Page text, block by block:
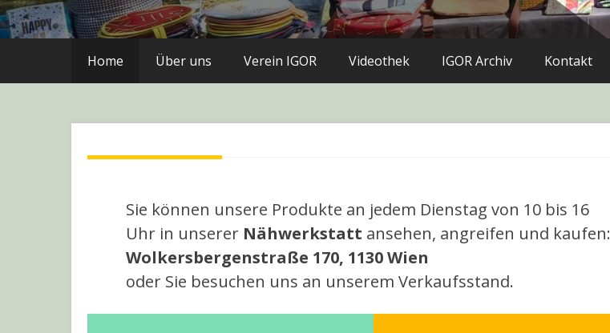
Home Über uns Verein IGOR Videothek IGOR Archiv Kontakt
Sie können unsere Produkte an jedem Dienstag von 10 bis 16
Uhr in unserer Nähwerkstatt ansehen, angreifen und kaufen:
Wolkersbergenstraße 170, 1130 Wien
oder Sie besuchen uns an unserem Verkaufsstand.